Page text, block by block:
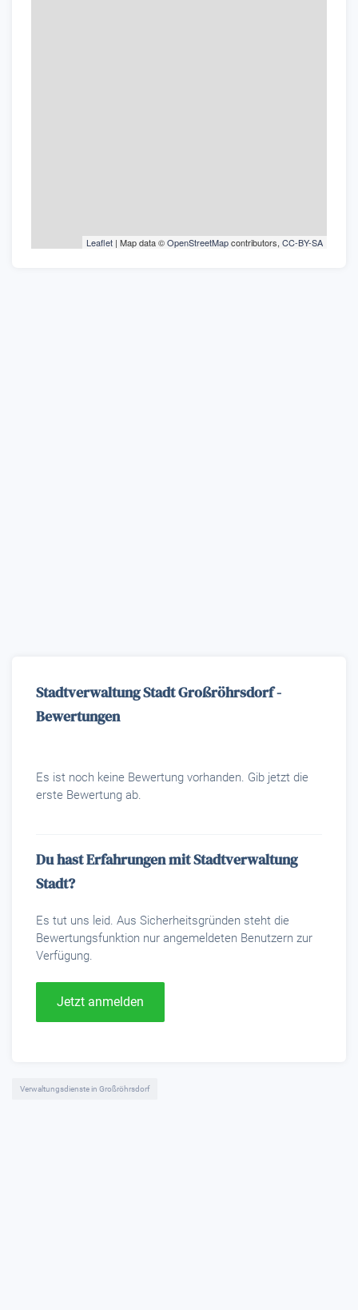
Leaflet | Map data ©OpenStreetMapcontributors, CC-BY-SA
Stadtverwaltung Stadt Großröhrsdorf -
Bewertungen
Es ist noch keine Bewertung vorhanden. Gib jetzt die
erste Bewertung ab.
Du hast Erfahrungen mit Stadtverwaltung
Stadt?
Es tut uns leid. Aus Sicherheitsgründen steht die
Bewertungsfunktion nur angemeldeten Benutzern zur
Verfügung.
Jetzt anmelden
Verwaltungsdienste in Großröhrsdorf